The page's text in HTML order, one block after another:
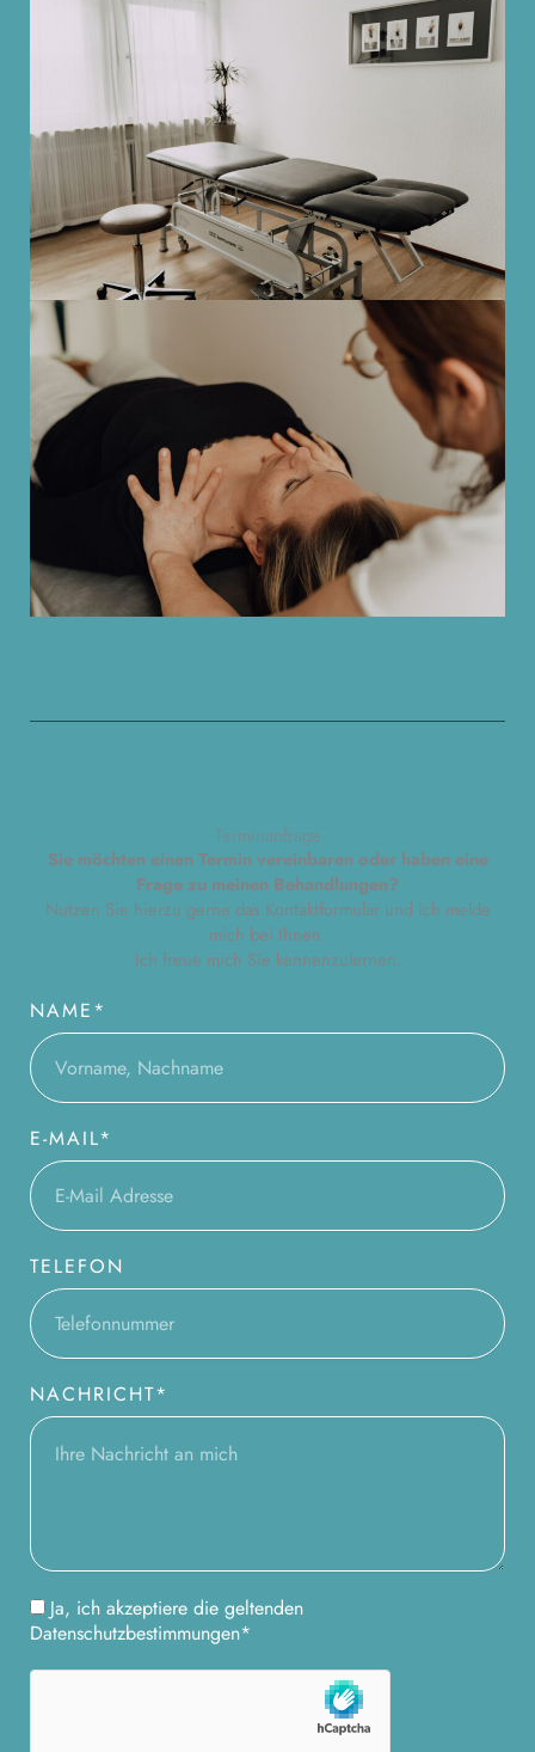
Terminanfrage
Sie möchten einen Termin vereinbaren oder haben eine
Frage zu meinen Behandlungen?
Nutzen Sie hierzu gerne das Kontaktformular und ich melde
mich bei Ihnen.
Ich freue mich Sie kennenzulernen.
NAME*
E-MAIL*
TELEFON
NACHRICHT*
Ja, ich akzeptiere die geltenden
Datenschutzbestimmungen*